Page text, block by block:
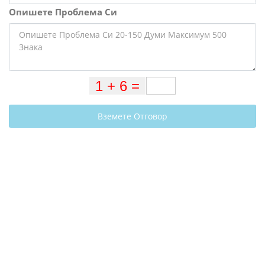
Опишете Проблема Си
Вземете Отговор